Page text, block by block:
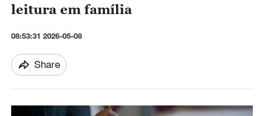
leitura em família
08:53:31 2026-05-08
Share